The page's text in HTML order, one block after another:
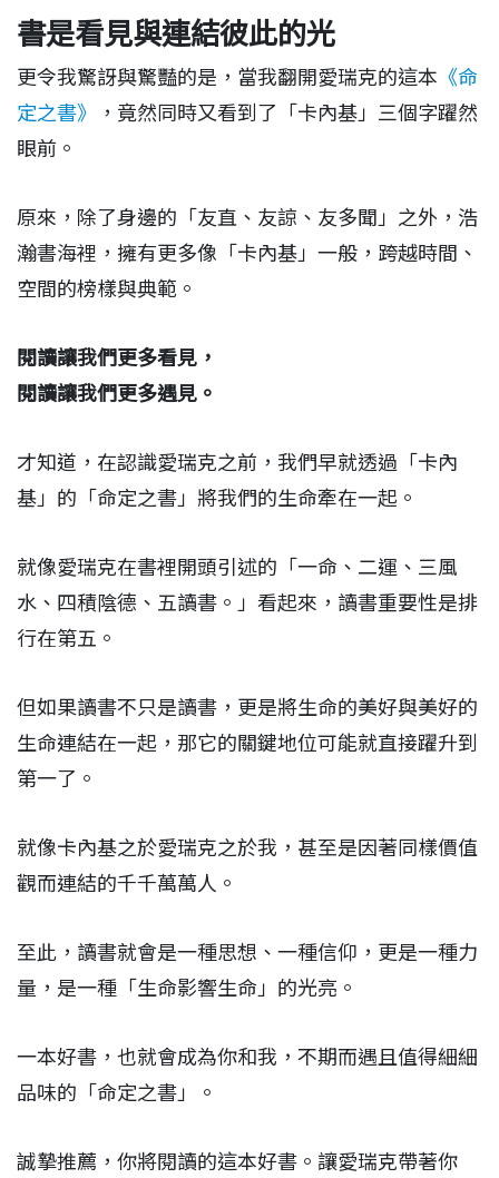
書是看見與連結彼此的光
更令我驚訝與驚豔的是，當我翻開愛瑞克的這本 《命
定之書》
，竟然同時又看到了「卡內基」三個字躍然
眼前。
原來，除了身邊的「友直、友諒、友多聞」之外，浩
瀚書海裡，擁有更多像「卡內基」一般，跨越時間、
空間的榜樣與典範。
閱讀讓我們更多看見，
閱讀讓我們更多遇見。
才知道，在認識愛瑞克之前，我們早就透過「卡內
基」的「命定之書」將我們的生命牽在一起。
就像愛瑞克在書裡開頭引述的「一命、二運、三風
水、四積陰德、五讀書。」看起來，讀書重要性是排
行在第五。
但如果讀書不只是讀書，更是將生命的美好與美好的
生命連結在一起，那它的關鍵地位可能就直接躍升到
第一了。
就像卡內基之於愛瑞克之於我，甚至是因著同樣價值
觀而連結的千千萬萬人。
至此，讀書就會是一種思想、一種信仰，更是一種力
量，是一種「生命影響生命」的光亮。
一本好書，也就會成為你和我，不期而遇且值得細細
品味的「命定之書」。
誠摯推薦，你將閱讀的這本好書。讓愛瑞克帶著你